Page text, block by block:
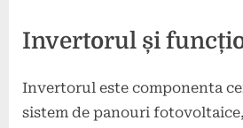
Invertorul și
Invertorul este componenta
sistem de panouri